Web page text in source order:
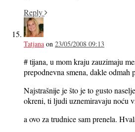
Reply
Tatjana on 23/05/2008 09:13
# tijana, u mom kraju zauzimaju
prepodnevna smena, dakle odmah
Najstrašnije je što je to gusto
okreni, ti ljudi uznemiravaju noću
a ovo za trudnice sam prenela.